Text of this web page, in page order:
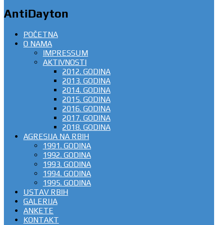
AntiDayton
POČETNA
O NAMA
IMPRESSUM
AKTIVNOSTI
2012. GODINA
2013. GODINA
2014. GODINA
2015. GODINA
2016. GODINA
2017. GODINA
2018. GODINA
AGRESIJA NA RBIH
1991. GODINA
1992. GODINA
1993. GODINA
1994. GODINA
1995. GODINA
USTAV RBIH
GALERIJA
ANKETE
KONTAKT